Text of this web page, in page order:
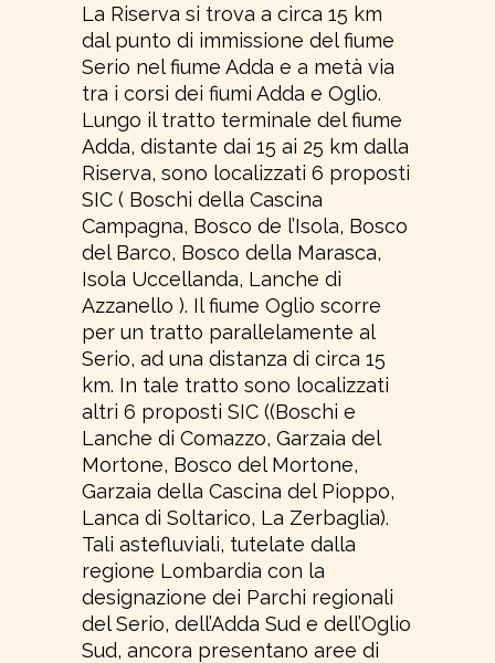
La Riserva si trova a circa 15 km
dal punto di immissione del fiume
Serio nel fiume Adda e a metà via
tra i corsi dei fiumi Adda e Oglio.
Lungo il tratto terminale del fiume
Adda, distante dai 15 ai 25 km dalla
Riserva, sono localizzati 6 proposti
SIC ( Boschi della Cascina
Campagna, Bosco de l’Isola, Bosco
del Barco, Bosco della Marasca,
Isola Uccellanda, Lanche di
Azzanello ). Il fiume Oglio scorre
per un tratto parallelamente al
Serio, ad una distanza di circa 15
km. In tale tratto sono localizzati
altri 6 proposti SIC ((Boschi e
Lanche di Comazzo, Garzaia del
Mortone, Bosco del Mortone,
Garzaia della Cascina del Pioppo,
Lanca di Soltarico, La Zerbaglia).
Tali astefluviali, tutelate dalla
regione Lombardia con la
designazione dei Parchi regionali
del Serio, dell’Adda Sud e dell’Oglio
Sud, ancora presentano aree di